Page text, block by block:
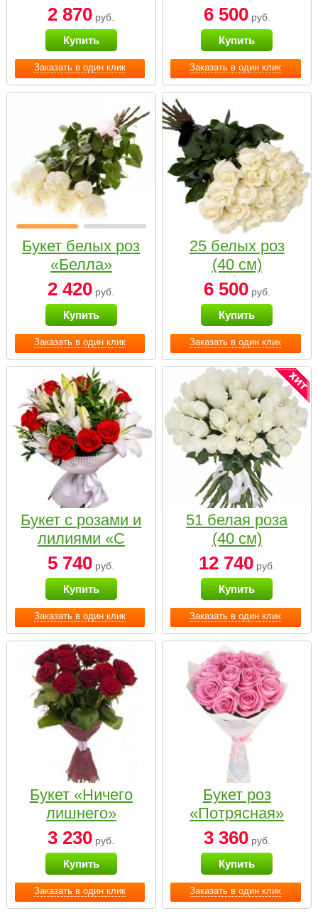
Заказать в один клик
2 870 руб.
Купить
Заказать в один клик
6 500руб.
Купить
Заказать в один клик
Букет белых роз
«Белла»
2 420 руб.
Купить
Заказать в один клик
25 белых роз
(40 см)
6 500руб.
Купить
Заказать в один клик
Букет с розами и
лилиями «С
наилучшими
пожеланиями»
5 740 руб.
Купить
Заказать в один клик
51 белая роза
(40 см)
12 740руб.
Купить
Заказать в один клик
Букет «Ничего
лишнего»
3 230 руб.
Купить
Заказать в один клик
Букет роз
«Потрясная»
3 360руб.
Купить